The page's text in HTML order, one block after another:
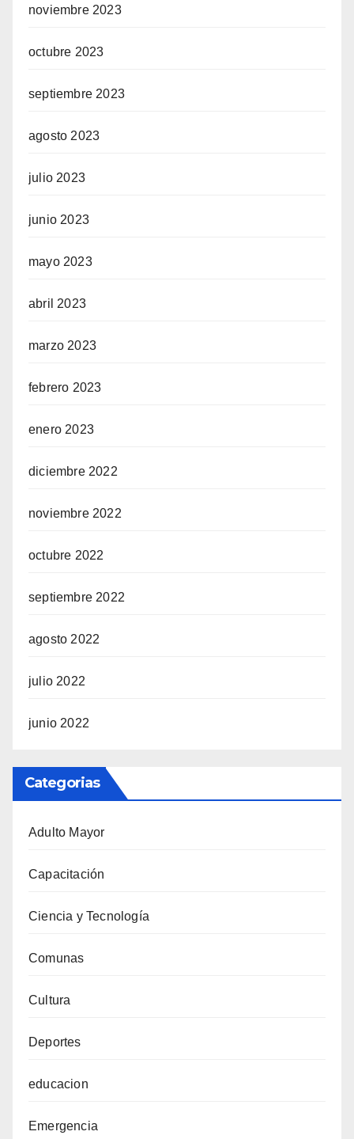
noviembre 2023
octubre 2023
septiembre 2023
agosto 2023
julio 2023
junio 2023
mayo 2023
abril 2023
marzo 2023
febrero 2023
enero 2023
diciembre 2022
noviembre 2022
octubre 2022
septiembre 2022
agosto 2022
julio 2022
junio 2022
Categorias
Adulto Mayor
Capacitación
Ciencia y Tecnología
Comunas
Cultura
Deportes
educacion
Emergencia